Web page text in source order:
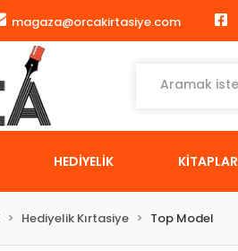
magaza@orcakirtasiye.com
HEDİYELİK KİTAPLAR
Hediyelik Kırtasiye Top Model